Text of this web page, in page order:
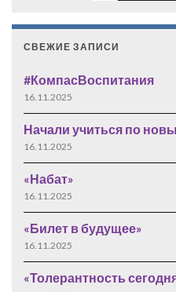
СВЕЖИЕ ЗАПИСИ
#КомпасВоспитания
16.11.2025
Начали учиться по
16.11.2025
«Набат»
16.11.2025
«Билет в будущее»
16.11.2025
«Толерантность